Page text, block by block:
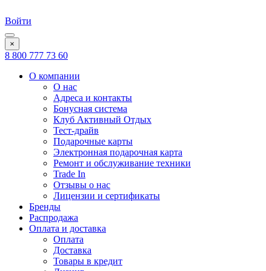
Войти
×
8 800 777 73 60
О компании
О нас
Адреса и контакты
Бонусная система
Клуб Активный Отдых
Тест-драйв
Подарочные карты
Электронная подарочная карта
Ремонт и обслуживание техники
Trade In
Отзывы о нас
Лицензии и сертификаты
Бренды
Распродажа
Оплата и доставка
Оплата
Доставка
Товары в кредит